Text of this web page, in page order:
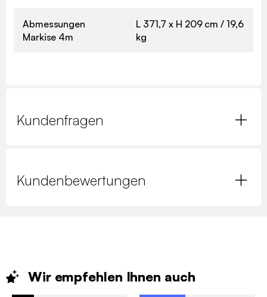
Abmessungen
Markise 4m
L 371,7 x H 209 cm / 19,6
kg
Kundenfragen
Kundenbewertungen
Wir empfehlen Ihnen auch